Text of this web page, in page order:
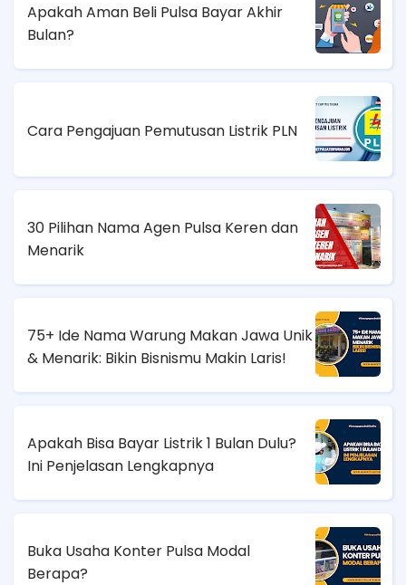
Apakah Aman Beli Pulsa Bayar Akhir
Bulan?
Cara Pengajuan Pemutusan Listrik PLN
30 Pilihan Nama Agen Pulsa Keren dan
Menarik
75+ Ide Nama Warung Makan Jawa Unik
& Menarik: Bikin Bisnismu Makin Laris!
Apakah Bisa Bayar Listrik 1 Bulan Dulu?
Ini Penjelasan Lengkapnya
Buka Usaha Konter Pulsa Modal
Berapa?